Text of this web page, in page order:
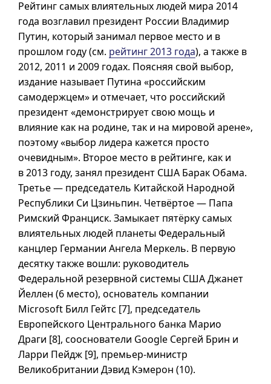
Рейтинг самых влиятельных людей мира 2014
года возглавил президент России Владимир
Путин, который занимал первое место и в
прошлом году (см. рейтинг 2013 года), а также в
2012, 2011 и 2009 годах. Поясняя свой выбор,
издание называет Путина «российским
самодержцем» и отмечает, что российский
президент «демонстрирует свою мощь и
влияние как на родине, так и на мировой арене»,
поэтому «выбор лидера кажется просто
очевидным». Второе место в рейтинге, как и
в 2013 году, занял президент США Барак Обама.
Третье — председатель Китайской Народной
Республики Си Цзиньпин. Четвёртое — Папа
Римский Франциск. Замыкает пятёрку самых
влиятельных людей планеты Федеральный
канцлер Германии Ангела Меркель. В первую
десятку также вошли: руководитель
Федеральной резервной системы США Джанет
Йеллен (6 место), основатель компании
Microsoft Билл Гейтс [7], председатель
Европейского Центрального банка Марио
Драги [8], сооснователи Google Сергей Брин и
Ларри Пейдж [9], премьер-министр
Великобритании Дэвид Кэмерон (10).